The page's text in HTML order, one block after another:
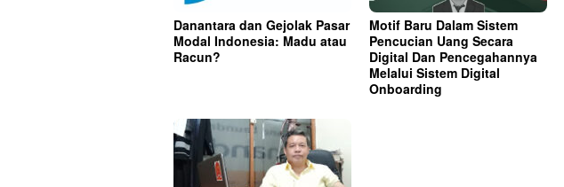
Danantara dan Gejolak Pasar
Modal Indonesia: Madu atau
Racun?
Motif Baru Dalam Sistem
Pencucian Uang Secara
Digital Dan Pencegahannya
Melalui Sistem Digital
Onboarding